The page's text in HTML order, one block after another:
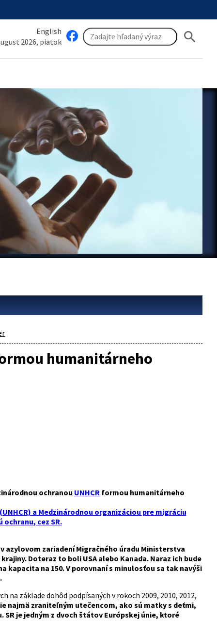
English
2026, piatok
search
humanitárneho
ochranou UNHCR formou humanitárneho
a Medzinárodnou organizáciou pre migráciu
cez SR.
v azylovom zariadení Migračného úradu Ministerstva
Doteraz to boli USA alebo Kanada. Naraz ich bude
kapacita na 150. V porovnaní s minulosťou sa tak navýši
základe dohôd podpísaných v rokoch 2009, 2010, 2012,
najmä zraniteľným utečencom, ako sú matky s deťmi,
SR je jedným z dvoch štátov Európskej únie, ktoré